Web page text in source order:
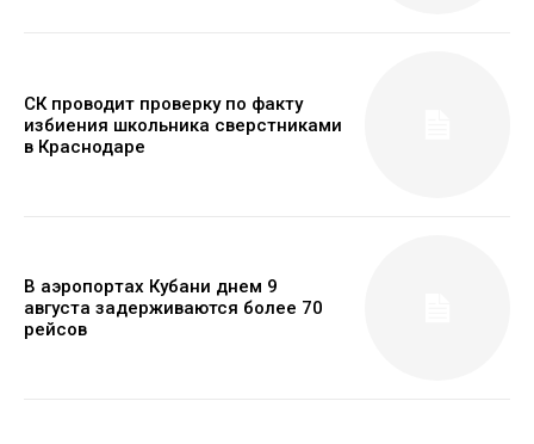
СК проводит проверку по факту
избиения школьника сверстниками
в Краснодаре
В аэропортах Кубани днем 9
августа задерживаются более 70
рейсов